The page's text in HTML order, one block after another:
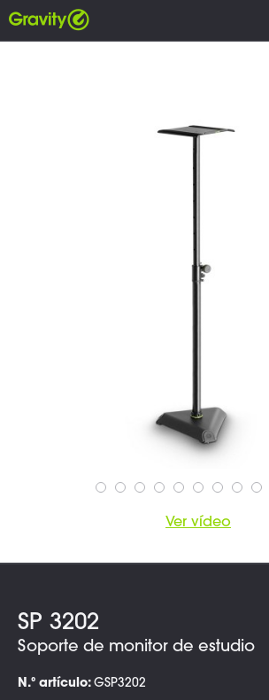
Ver vídeo
SP 3202
Soporte de monitor de estudio
N.º artículo: GSP3202